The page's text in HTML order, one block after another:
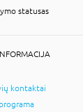
statusas
kontaktai